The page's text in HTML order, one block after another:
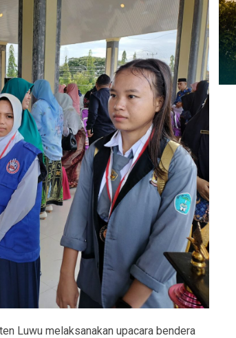
Luwu melaksanakan upacara bendera